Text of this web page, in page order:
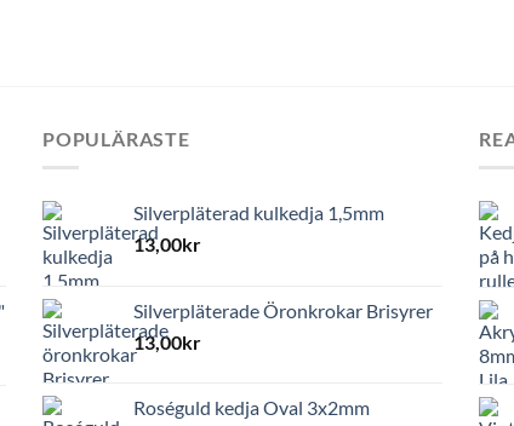
POPULÄRASTE
Silverpläterad kulkedja 1,5mm
13,00kr
Silverpläterade Öronkrokar Brisyrer
13,00kr
Roséguld kedja Oval 3x2mm